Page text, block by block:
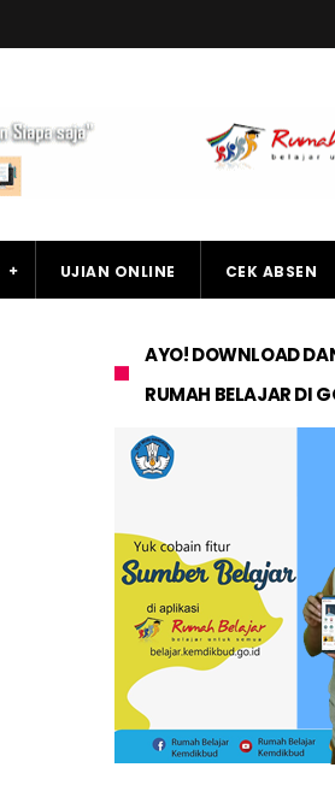
UJIAN ONLINE CEK ABSEN
AYO! DOWNLOAD
RUMAH BELAJAR DI